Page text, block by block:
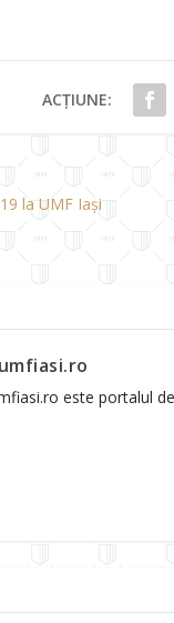
ACȚIUNE:
la UMF Iași
este portalul